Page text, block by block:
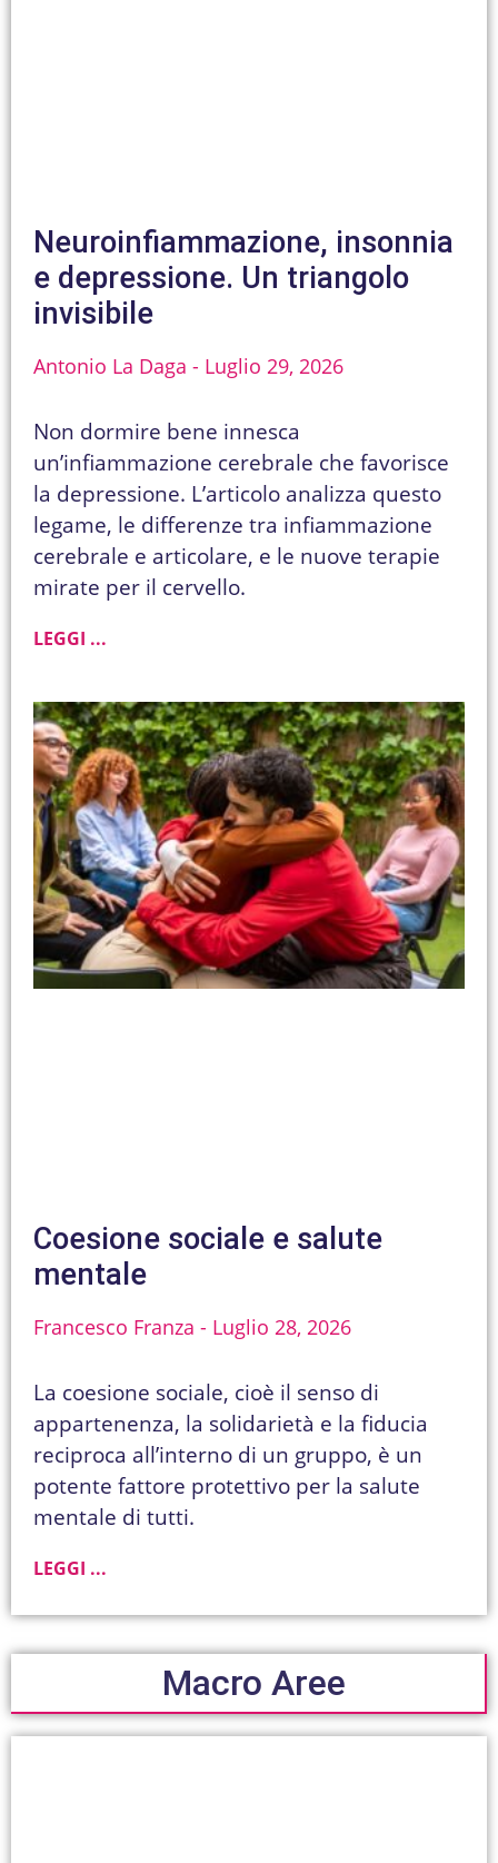
Neuroinfiammazione, insonnia
e depressione. Un triangolo
invisibile
Antonio La Daga Luglio 29, 2026
Non dormire bene innesca
un’infiammazione cerebrale che favorisce
la depressione. L’articolo analizza questo
legame, le differenze tra infiammazione
cerebrale e articolare, e le nuove terapie
mirate per il cervello.
LEGGI ...
Coesione sociale e salute
mentale
Francesco Franza Luglio 28, 2026
La coesione sociale, cioè il senso di
appartenenza, la solidarietà e la fiducia
reciproca all’interno di un gruppo, è un
potente fattore protettivo per la salute
mentale di tutti.
LEGGI ...
Macro Aree